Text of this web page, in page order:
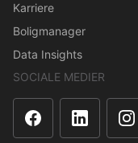
Karriere
Boligmanager
Data Insights
SOCIALE MEDIER